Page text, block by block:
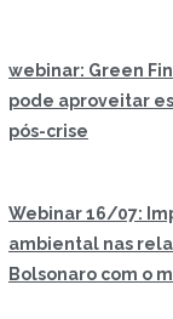
webinar: Green
pode aproveitar
pós-crise
Webinar 16/07:
ambiental nas
Bolsonaro com o